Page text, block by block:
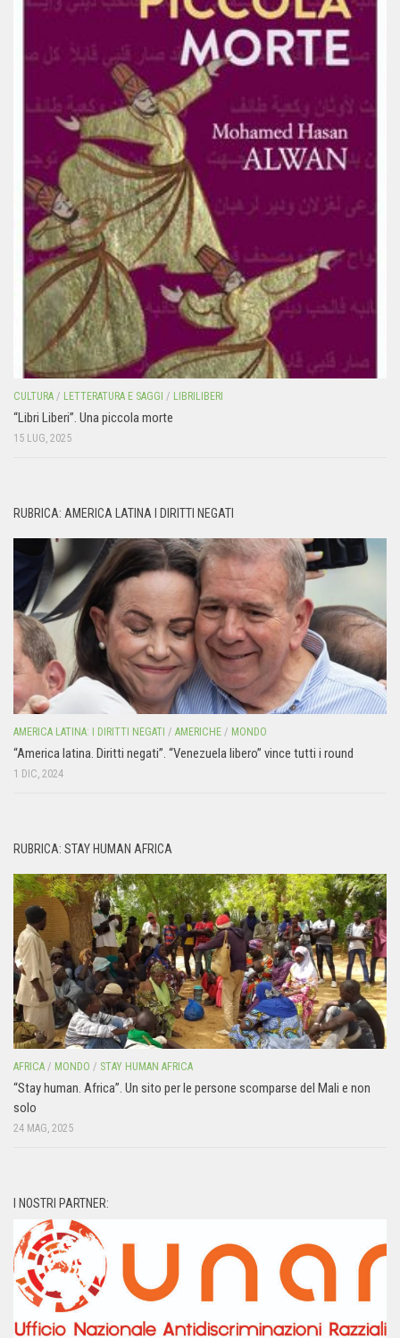
CULTURA / LETTERATURA E SAGGI / LIBRILIBERI
“Libri Liberi”. Una piccola morte
15 LUG, 2025
RUBRICA: AMERICA LATINA I DIRITTI NEGATI
AMERICA LATINA: I DIRITTI NEGATI / AMERICHE / MONDO
“America latina. Diritti negati”. “Venezuela libero” vince tutti i round
1 DIC, 2024
RUBRICA: STAY HUMAN AFRICA
AFRICA / MONDO / STAY HUMAN AFRICA
“Stay human. Africa”. Un sito per le persone scomparse del Mali e non
solo
24 MAG, 2025
I NOSTRI PARTNER: